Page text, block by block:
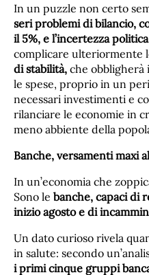
In un puzzle non certo
seri problemi di bilancio,
il 5%, e l’incertezza
complicare ulteriormente
di stabilità, che obbligherà
le spese, proprio in un
necessari investimenti e
rilanciare le economie in
meno abbiente della
Banche, versamenti maxi
In un’economia che
Sono le banche, capaci di
inizio agosto e di
Un dato curioso rivela
in salute: secondo
i primi cinque gruppi